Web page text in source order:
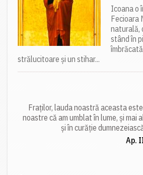
Icoana o
Fecioara
naturală,
stând în
strălucitoare și un stihar...
Fraților, lauda noastră aceasta
noastre că am umblat în lume, și mai
și în curăție
Ap.